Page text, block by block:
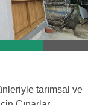
tarımsal ve